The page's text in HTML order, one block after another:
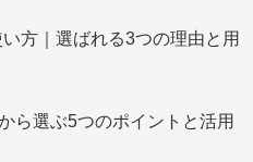
方｜選ばれる3つの理由と用
ら選ぶ5つのポイントと活用